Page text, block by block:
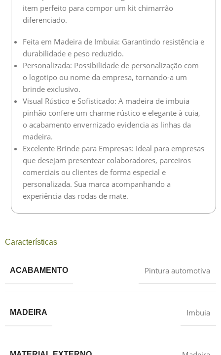
item perfeito para compor um kit chimarrão
diferenciado.
Feita em Madeira de Imbuia: Garantindo resistência e
durabilidade e peso reduzido.
Personalizada: Possibilidade de personalização com
o logotipo ou nome da empresa, tornando-a um
brinde exclusivo.
Visual Rústico e Sofisticado: A madeira de imbuia
pinhão confere um charme rústico e elegante à cuia,
o acabamento envernizado evidencia as linhas da
madeira.
Excelente Brinde para Empresas: Ideal para empresas
que desejam presentear colaboradores, parceiros
comerciais ou clientes de forma especial e
personalizada. Sua marca acompanhando a
experiência das rodas de mate.
Características
ACABAMENTO Pintura automotiva
MADEIRA Imbuia